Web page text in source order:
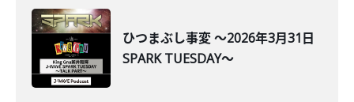
ひつまぶし事変 ～2026年3月31日
SPARK TUESDAY～